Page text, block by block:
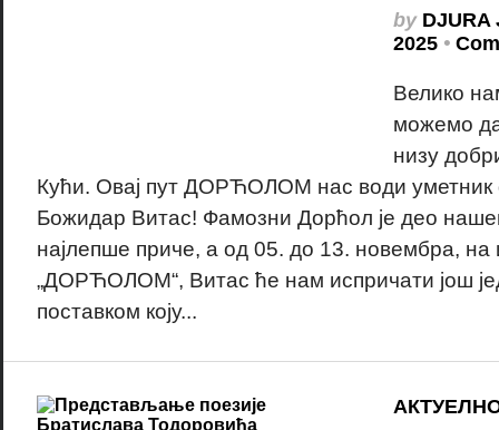
by DJURA
2025 •
Велико
можемо да
низу
Кући. Овај пут ДОРЋОЛОМ нас води уметник
Божидар Витас! Фамозни Дорћол је део
најлепше приче, а од 05. до 13. новембра, на
„ДОРЋОЛОМ“, Витас ће нам испричати још
поставком коју...